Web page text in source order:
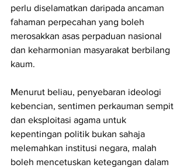
perlu diselamatkan daripada ancaman
fahaman perpecahan yang boleh
merosakkan asas perpaduan nasional
dan keharmonian masyarakat berbilang
kaum.
Menurut beliau, penyebaran ideologi
kebencian, sentimen perkauman sempit
dan eksploitasi agama untuk
kepentingan politik bukan sahaja
melemahkan institusi negara, malah
boleh mencetuskan ketegangan dalam